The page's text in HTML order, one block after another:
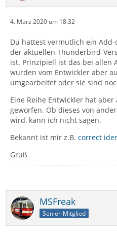
4. März 2020 um 18:32
Du hattest vermutlich ein
der aktuellen Thunderbird-
ist. Prinzipiell ist das bei allen
wurden vom Entwickler aber
umgearbeitet oder sie sind
Eine Reihe Entwickler hat
geworfen. Ob dieses von
wird, kann ich nicht sagen.
Bekannt ist mir z.B. correct
Gruß
MSFreak
Senior-Mitglied